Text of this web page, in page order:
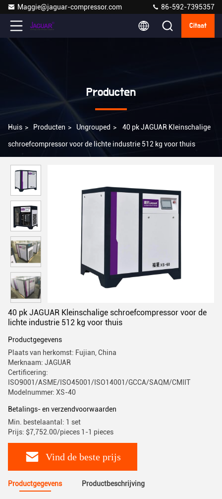
Maggie@jaguar-compressor.com 86-592-7395357
Citaat
Producten
Huis > Producten > Ungrouped > 40 pk JAGUAR Kleinschalige
schroefcompressor voor de lichte industrie 512 kg voor thuis
40 pk JAGUAR Kleinschalige schroefcompressor voor de
lichte industrie 512 kg voor thuis
Productgegevens
Plaats van herkomst: Fujian, China
Merknaam: JAGUAR
Certificering:
ISO9001/ASME/ISO45001/ISO14001/GCCA/SAQM/CMIIT
Modelnummer: XS-40
Betalings- en verzendvoorwaarden
Min. bestelaantal: 1 set
Prijs: $7,752.00/pieces 1-1 pieces
Vind de beste prijs
Productgegevens Productbeschrijving